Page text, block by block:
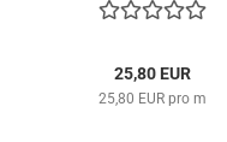
25,80 EUR
25,80 EUR pro m